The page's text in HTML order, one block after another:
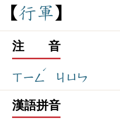
行軍
注 音
ㄒㄧㄥ
ˊ
ㄐㄩㄣ
漢語拼音